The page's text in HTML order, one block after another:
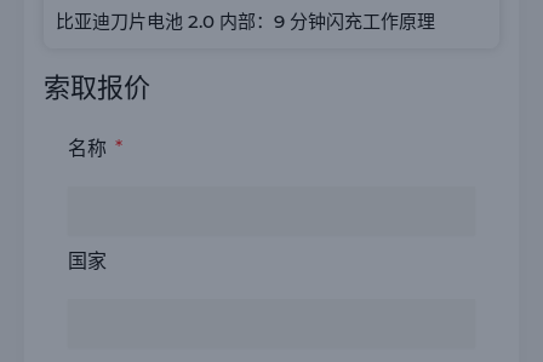
比亚迪刀片电池 2.0 内部：9 分钟闪充工作原理
索取报价
名称
国家